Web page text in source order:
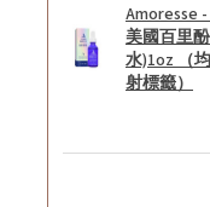
Amoresse
美國百里
水)1oz （
射標籤）